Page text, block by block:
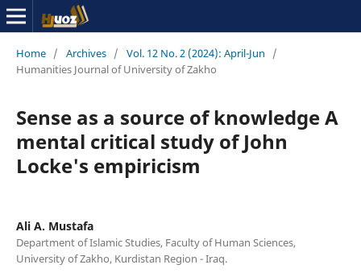
Home / Archives / Vol. 12 No. 2 (2024): April-Jun
/
Humanities Journal of University of Zakho
Sense as a source of knowledge A
mental critical study of John
Locke's empiricism
Ali A. Mustafa
Department of Islamic Studies, Faculty of Human Sciences,
University of Zakho, Kurdistan Region - Iraq.